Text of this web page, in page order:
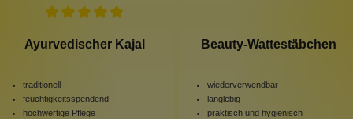
Ayurvedischer Kajal
traditionell
feuchtigkeitsspendend
hochwertige Pflege
Beauty-Wattestäbchen
wiederverwendbar
langlebig
praktisch und hygienisch